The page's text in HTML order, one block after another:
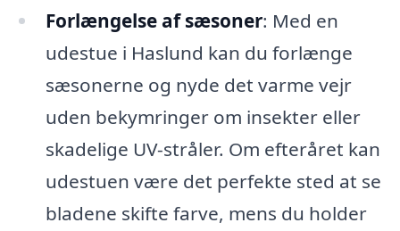
Forlængelse af sæsoner: Med en
udestue i Haslund kan du forlænge
sæsonerne og nyde det varme vejr
uden bekymringer om insekter eller
skadelige UV-stråler. Om efteråret kan
udestuen være det perfekte sted at se
bladene skifte farve, mens du holder